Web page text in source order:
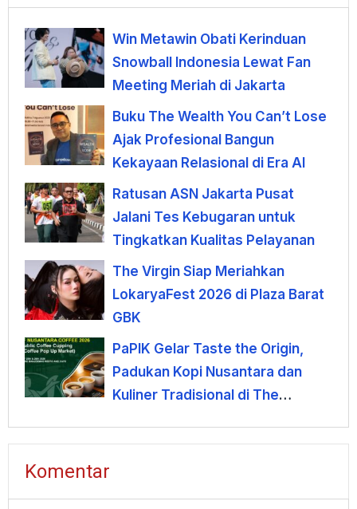
Win Metawin Obati Kerinduan
Snowball Indonesia Lewat Fan
Meeting Meriah di Jakarta
Buku The Wealth You Can’t Lose
Ajak Profesional Bangun
Kekayaan Relasional di Era AI
Ratusan ASN Jakarta Pusat
Jalani Tes Kebugaran untuk
Tingkatkan Kualitas Pelayanan
The Virgin Siap Meriahkan
LokaryaFest 2026 di Plaza Barat
GBK
PaPIK Gelar Taste the Origin,
Padukan Kopi Nusantara dan
Kuliner Tradisional di The
Komentar